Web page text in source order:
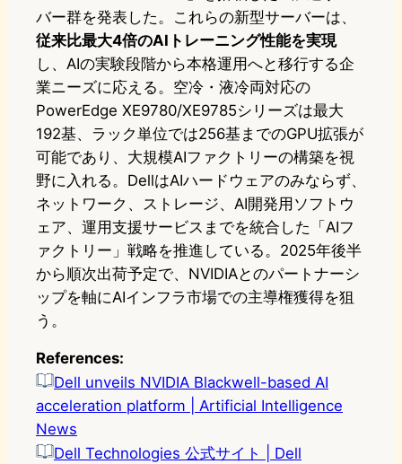
バー群を発表した。これらの新型サーバーは、
従来比最大4倍のAIトレーニング性能を実現
し、AIの実験段階から本格運用へと移行する企
業ニーズに応える。空冷・液冷両対応の
PowerEdge XE9780/XE9785シリーズは最大
192基、ラック単位では256基までのGPU拡張が
可能であり、大規模AIファクトリーの構築を視
野に入れる。DellはAIハードウェアのみならず、
ネットワーク、ストレージ、AI開発用ソフトウ
ェア、運用支援サービスまでを統合した「AIフ
ァクトリー」戦略を推進している。2025年後半
から順次出荷予定で、NVIDIAとのパートナーシ
ップを軸にAIインフラ市場での主導権獲得を狙
う。
References:
Dell unveils NVIDIA Blackwell-based AI
acceleration platform | Artificial Intelligence
News
Dell Technologies 公式サイト | Dell